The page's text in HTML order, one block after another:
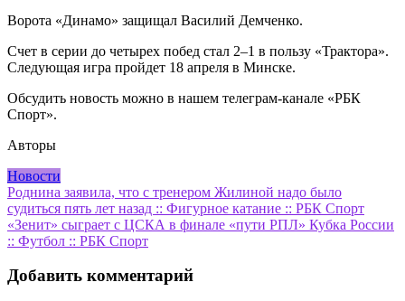
Ворота «Динамо» защищал Василий Демченко.
Счет в серии до четырех побед стал 2–1 в пользу «Трактора».
Следующая игра пройдет 18 апреля в Минске.
Обсудить новость можно в нашем телеграм-канале «РБК
Спорт».
Авторы
Новости
Навигация
по
записям
Роднина заявила, что с тренером Жилиной надо было
судиться пять лет назад :: Фигурное катание :: РБК Спорт
«Зенит» сыграет с ЦСКА в финале «пути РПЛ» Кубка России
:: Футбол :: РБК Спорт
Добавить комментарий